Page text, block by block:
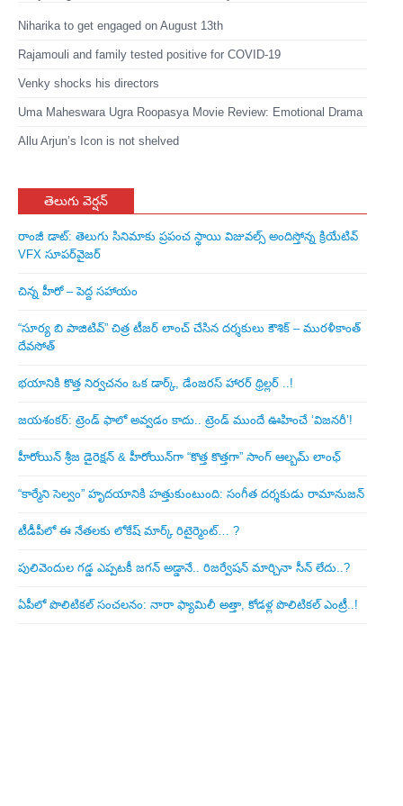
Niharika to get engaged on August 13th
Rajamouli and family tested positive for COVID-19
Venky shocks his directors
Uma Maheswara Ugra Roopasya Movie Review: Emotional Drama
Allu Arjun’s Icon is not shelved
తెలుగు వెర్షన్
రాంజీ డాట్: తెలుగు సినిమాకు ప్రపంచ స్థాయి విజువల్స్ అందిస్తోన్న క్రియేటివ్
VFX సూపర్‌వైజర్
చిన్న హీరో – పెద్ద సహాయం
“సూర్య బి పాజిటివ్” చిత్ర టీజర్ లాంచ్ చేసిన‌ దర్శకులు కౌశిక్ – మురళీకాంత్
దేవసోత్
భయానికి కొత్త నిర్వచనం ఒక డార్క్, డేంజరస్ హారర్ థ్రిల్లర్ ..!
జయశంకర్: ట్రెండ్‌ ఫాలో అవ్వడం కాదు.. ట్రెండ్‌ ముందే ఊహించే ‘విజనరీ’!
హీరోయిన్ శ్రీజ డైరెక్ష‌న్ & హీరోయిన్‌గా “కొత్త కొత్తగా” సాంగ్ ఆల్బమ్ లాంఛ్
“కార్మేని సెల్వం” హృదయానికి హత్తుకుంటుంది: సంగీత దర్శకుడు రామానుజన్
టీడీపీలో ఈ నేత‌ల‌కు లోకేష్ మార్క్ రిటైర్మెంట్‌… ?
పులివెందుల గ‌డ్డ ఎప్ప‌ట‌కీ జ‌గ‌న్ అడ్డానే.. రిజ‌ర్వేష‌న్ మార్చినా సీన్ లేదు..?
ఏపీలో పొలిటిక‌ల్ సంచ‌ల‌నం: నారా ఫ్యామిలీ అత్తా, కోడ‌ళ్ల పొలిటికల్ ఎంట్రీ..!